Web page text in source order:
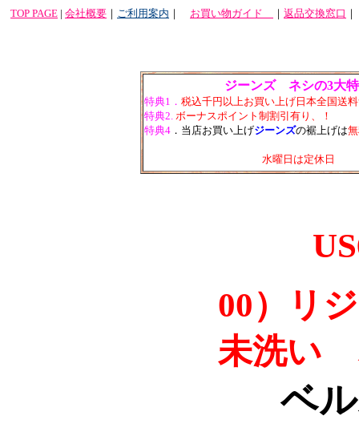
TOP PAGE | 会社概要 ｜ ご利用案内 ｜ お買い物ガイド ｜ 返品交換窓口
ジーンズ ネシの3大
特典1． 税込千円以上お買い上げ日本全国送
特典2. ボーナスポイント制割引有り、
！
特典4 ．当店お買い上げジーンズの裾上げは
水曜日は定休日
00）リ
未洗い
ベ